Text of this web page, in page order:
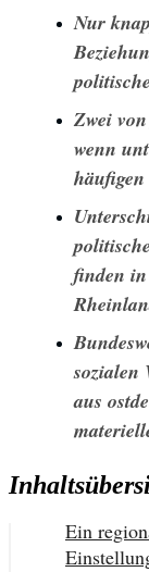
Nur
Zwei
wenn
finden
sozialen
aus
Ein